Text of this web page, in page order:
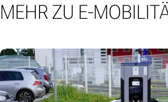
MEHR ZU E-